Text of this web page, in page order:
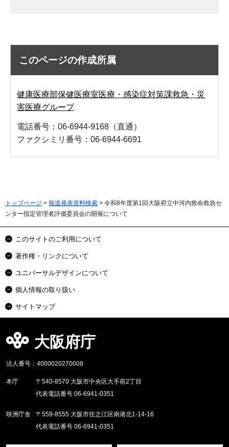
このページの作成所属
健康医療部保健医療室医療・感染症対策課救急・災
害医療グループ
電話番号：06-6944-9168（直通）
ファクシミリ番号：06-6944-6691
トップページ > 報道発表資料検索 > 令和8年度第1回大阪府立中河内救命救急セ
ンター指定管理者評価委員会の開催について
このサイトのご利用について
著作権・リンクについて
ユニバーサルデザインについて
個人情報の取り扱い
サイトマップ
大阪府庁
法人番号：4000020270008
本庁
〒540-8570 大阪市中央区大手前2丁目
代表電話番号 06-6941-0351
咲洲庁舎
〒559-8555 大阪市住之江区南港北1-14-16
代表電話番号 06-6941-0351